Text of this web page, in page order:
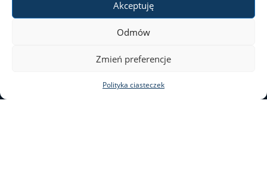
Akceptuję
Odmów
Zmień preferencje
Polityka ciasteczek